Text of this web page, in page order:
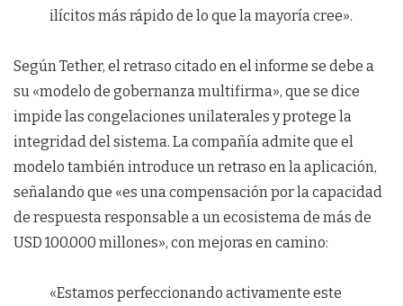
ilícitos más rápido de lo que la mayoría cree».
Según Tether, el retraso citado en el informe se debe a
su «modelo de gobernanza multifirma», que se dice
impide las congelaciones unilaterales y protege la
integridad del sistema. La compañía admite que el
modelo también introduce un retraso en la aplicación,
señalando que «es una compensación por la capacidad
de respuesta responsable a un ecosistema de más de
USD 100.000 millones», con mejoras en camino:
«Estamos perfeccionando activamente este